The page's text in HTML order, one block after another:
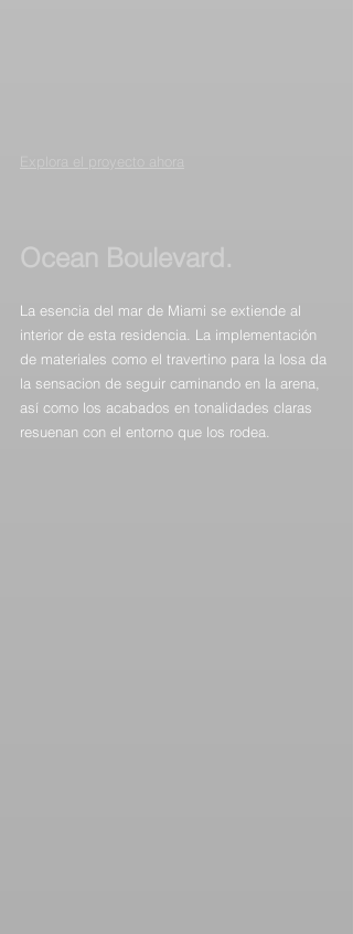
Ocean Boulevard.
La esencia del mar de Miami se extiende al
interior de esta residencia. La implementación
de materiales como el travertino para la losa da
la sensacion de seguir caminando en la arena,
así como los acabados en tonalidades claras
resuenan con el entorno que los rodea.